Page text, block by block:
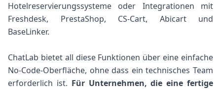
Hotelreservierungssysteme oder Integrationen mit
Freshdesk, PrestaShop, CS-Cart, Abicart und
BaseLinker.
ChatLab bietet all diese Funktionen über eine einfache
No-Code-Oberfläche, ohne dass ein technisches Team
erforderlich ist. Für Unternehmen, die eine fertige